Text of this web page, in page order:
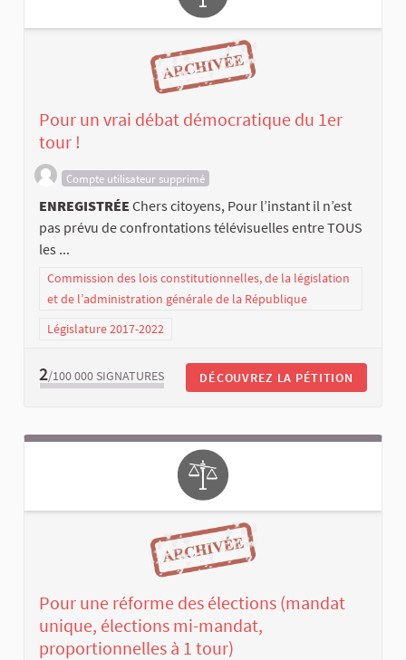
Pour un vrai débat démocratique du 1er
tour !
Compte utilisateur supprimé
ENREGISTRÉE Chers citoyens, Pour l’instant il n’est
pas prévu de confrontations télévisuelles entre TOUS
les ...
Commission des lois constitutionnelles, de la législation
et de l’administration générale de la République
Législature 2017-2022
2/100 000 SIGNATURES DÉCOUVREZ LA PÉTITION
Pour une réforme des élections (mandat
unique, élections mi-mandat,
proportionnelles à 1 tour)